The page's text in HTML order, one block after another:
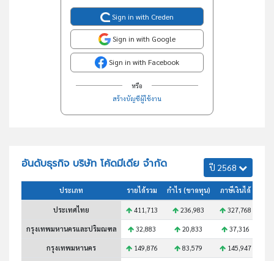
Sign in with Creden
Sign in with Google
Sign in with Facebook
หรือ
สร้างบัญชีผู้ใช้งาน
อันดับธุรกิจ บริษัท โค้ดมีเดีย จำกัด ปี 2568
ประเภท รายได้รวม กำไร (ขาดทุน) ภาษีเงินได้
ประเทศไทย 411,713 236,983 327,768
กรุงเทพมหานครและปริมณฑล 32,883 20,833 37,316
กรุงเทพมหานคร 149,876 83,579 145,947